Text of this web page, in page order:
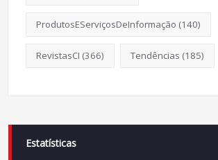
ProdutosEServiçosDeInformação (140)
RevistasCI (366) Tendências (185)
Estatísticas